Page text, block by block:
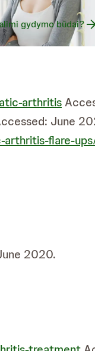
gydymo būdai?
arthritis
June
flare-
2020.